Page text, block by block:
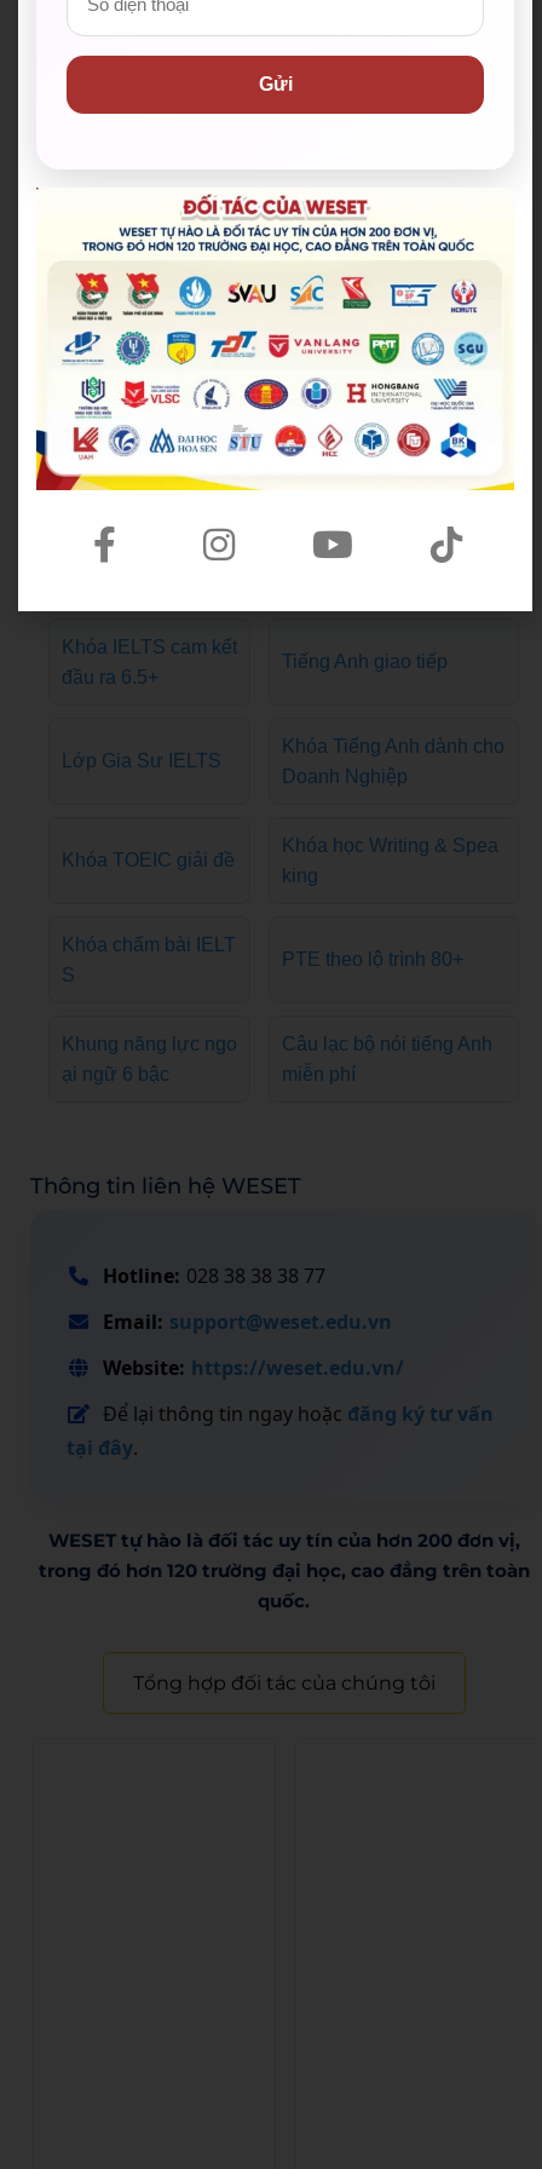
12+
Phiên bản giáo trình cá nhân hoá
Lộ trình luyện thi & thiết kế riêng theo nhu
cầu
KHÓA HỌC CAM KẾT ĐẦU RA
Khóa IELTS cam kết
đầu ra 6.5+
Tiếng Anh giao tiếp
Lớp Gia Sư IELTS
Khóa Tiếng Anh dành cho
Doanh Nghiệp
Khóa TOEIC giải đề
Khóa học Writing & Spea
king
Khóa chấm bài IELT
S
PTE theo lộ trình 80+
Khung năng lực ngo
ại ngữ 6 bậc
Câu lạc bộ nói tiếng Anh
miễn phí
Thông tin liên hệ WESET
Hotline: 028 38 38 38 77
Email: support@weset.edu.vn
Website: https://weset.edu.vn/
Để lại thông tin ngay hoặc đăng ký tư vấn
tại đây.
WESET tự hào là đối tác uy tín của hơn 200 đơn vị,
trong đó hơn 120 trường đại học, cao đẳng trên toàn
quốc.​
Tổng hợp đối tác của chúng tôi
Gửi